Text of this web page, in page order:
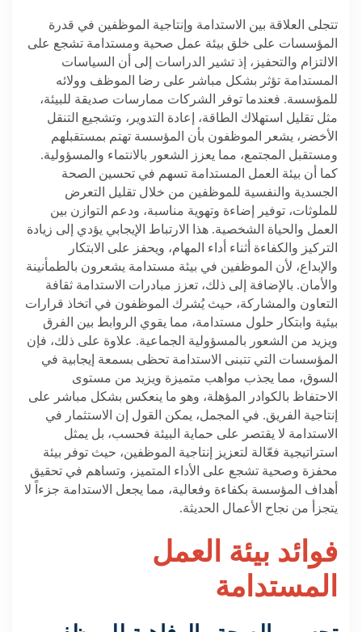
تتجلى العلاقة بين الاستدامة وإنتاجية الموظفين في قدرة
المؤسسات على خلق بيئة عمل صحية ومستدامة تشجع على
الالتزام والتحفيز، إذ تشير الدراسات إلى أن السياسات
المستدامة تؤثر بشكل مباشر على رضا الموظف وولائه
للمؤسسة. فعندما توفر الشركات ممارسات صديقة للبيئة،
مثل تقليل استهلاك الطاقة، إعادة التدوير، وتشجيع التنقل
الأخضر، يشعر الموظفون بأن المؤسسة تهتم بمستقبلهم
ومستقبل المجتمع، مما يعزز الشعور بالانتماء والمسؤولية.
كما أن بيئة العمل المستدامة تسهم في تحسين الصحة
الجسدية والنفسية للموظفين من خلال تقليل التعرض
للملوثات، توفير إضاءة وتهوية مناسبة، ودعم التوازن بين
العمل والحياة الشخصية. هذا الارتباط الإيجابي يؤدي إلى زيادة
التركيز والكفاءة أثناء أداء المهام، ويحفز على الابتكار
والإبداع، لأن الموظفين في بيئة مستدامة يشعرون بالطمأنينة
والأمان. بالإضافة إلى ذلك، تعزز مبادرات الاستدامة ثقافة
التعاون والمشاركة، حيث يُشرك الموظفون في اتخاذ قرارات
بيئية وابتكار حلول مستدامة، مما يقوي الروابط بين الفرق
ويزيد من الشعور بالمسؤولية الجماعية. علاوة على ذلك، فإن
المؤسسات التي تتبنى الاستدامة تحظى بسمعة إيجابية في
السوق، مما يجذب مواهب متميزة ويزيد من مستوى
الاحتفاظ بالكوادر المؤهلة، وهو ما ينعكس بشكل مباشر على
إنتاجية الفريق. في المجمل، يمكن القول إن الاستثمار في
الاستدامة لا يقتصر على حماية البيئة فحسب، بل يمثل
استراتيجية فعّالة لتعزيز إنتاجية الموظفين، حيث توفر بيئة
محفزة وصحية تشجع على الأداء المتميز، وتساهم في تحقيق
أهداف المؤسسة بكفاءة وفعالية، مما يجعل الاستدامة جزءاً لا
يتجزأ من نجاح الأعمال الحديثة.
فوائد بيئة العمل
المستدامة